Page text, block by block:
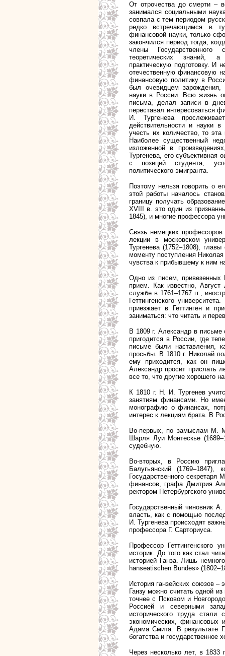
От отрочества до смерти –
занимался социальными
совпала с тем периодом
редко встречающимся в
финансовой науки, только
закончился период тогда,
члены
теоретических знаний,
практическую подготовку. И
отечественную финансовую
финансовую политику в
был очевидцем зарождения,
науки в России. Всю жизнь
письма, делал записи в
переставал интересоваться
И. Тургенева
действительности и науки
учесть их количество, то
Наиболее существенный
изложенной в
Тургенева, его субъективная
с позиций студента,
политического эмигранта.
Поэтому нельзя говорить о
этой работы началось
границу получать
XVIII в. это один из
1845), и многие профессора
Связь немецких
лекции в московском
Тургенева (1752–1808),
моменту поступления
чувства к прибывшему к ним
Одно из писем,
прием. Как известно,
службе в 1761–1767 гг.,
Геттингенского
приезжает в Геттинген и
заниматься: что читать и
В 1809 г. Александр в
пригодится в России, где
письме были наставления,
просьбы. В 1810 г. Николай
ему приходится, как он
Александр просит прислать
все то, что другие хорошего
К 1810 г. Н. И. Тургенев
занятиям финансами. Но
монографию о финансах,
интерес к лекциям брата. В
Во-первых, по замыслам М.
Шарля Луи Монтескье
судебную.
Во-вторых, в Россию
Балугьянский
Государственного
финансов, графа Дмитрия
ректором Петербургского
Государственный чиновник
власть, как с помощью
И. Тургенева происходят
профессора Г. Сарториуса.
Профессор Геттингенского
историк. До того как стал
историей Ганза. Лишь
hanseatischen Bundes»
История ганзейских союзов –
Ганзу можно считать одной
точнее с Псковом и
Россией и северными
исторического труда
экономических, финансовых
Адама Смита. В результате
богатства и
Через несколько лет, в